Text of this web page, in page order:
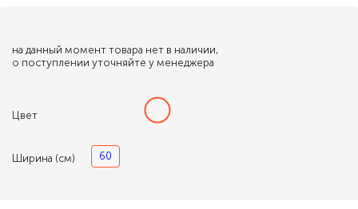
на данный момент товара нет в наличии,
о поступлении уточняйте у менеджера
Цвет
Ширина (см) 60